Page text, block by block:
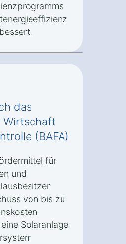
das
Wirtschaft
(BAFA)
für
und
von bis zu
Solaranlage